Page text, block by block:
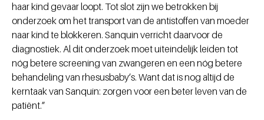
haar kind gevaar loopt. Tot slot zijn we betrokken bij
onderzoek om het transport van de antistoffen van moeder
naar kind te blokkeren. Sanquin verricht daarvoor de
diagnostiek. Al dit onderzoek moet uiteindelijk leiden tot
nóg betere screening van zwangeren en een nóg betere
behandeling van rhesusbaby’s. Want dat is nog altijd de
kerntaak van Sanquin: zorgen voor een beter leven van de
patiënt.”